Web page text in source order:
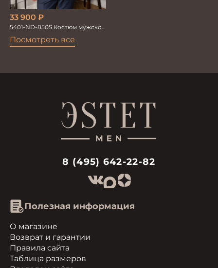
Посмотреть все
33 900 ₽
5401-ND-850S Костюм мужской
8 (495) 642-22-82
Полезная информация
О магазине
Возврат и гарантии
Правила сайта
Таблица размеров